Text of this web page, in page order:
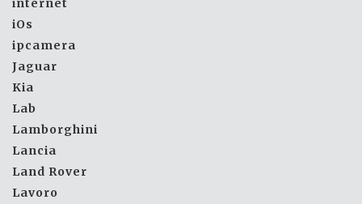
internet
iOs
ipcamera
Jaguar
Kia
Lab
Lamborghini
Lancia
Land Rover
Lavoro